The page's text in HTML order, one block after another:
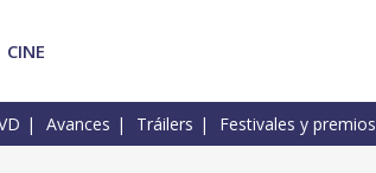
CINE
Avances Tráilers Festivales y premios